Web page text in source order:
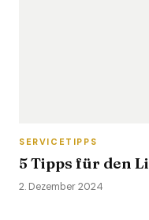
SERVICETIPPS
5 Tipps für den
2. Dezember 2024